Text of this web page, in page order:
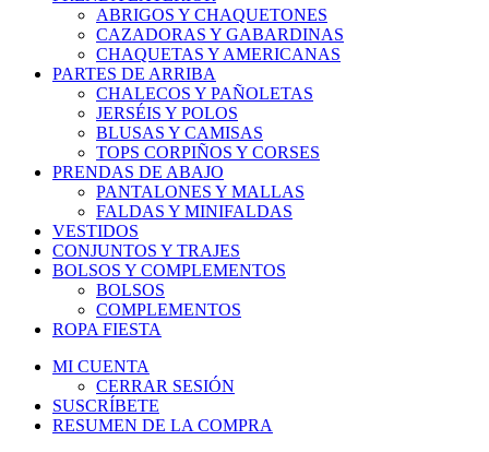
ABRIGOS Y CHAQUETONES
CAZADORAS Y GABARDINAS
CHAQUETAS Y AMERICANAS
PARTES DE ARRIBA
CHALECOS Y PAÑOLETAS
JERSÉIS Y POLOS
BLUSAS Y CAMISAS
TOPS CORPIÑOS Y CORSES
PRENDAS DE ABAJO
PANTALONES Y MALLAS
FALDAS Y MINIFALDAS
VESTIDOS
CONJUNTOS Y TRAJES
BOLSOS Y COMPLEMENTOS
BOLSOS
COMPLEMENTOS
ROPA FIESTA
MI CUENTA
CERRAR SESIÓN
SUSCRÍBETE
RESUMEN DE LA COMPRA